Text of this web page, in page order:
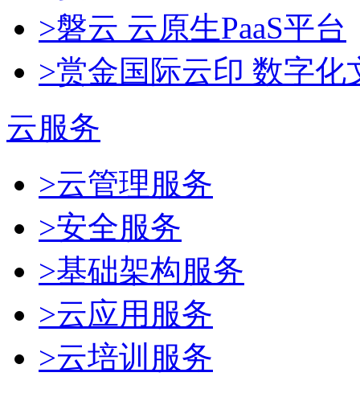
>磐云 云原生PaaS平台
>赏金国际云印 数字化
云服务
>云管理服务
>安全服务
>基础架构服务
>云应用服务
>云培训服务